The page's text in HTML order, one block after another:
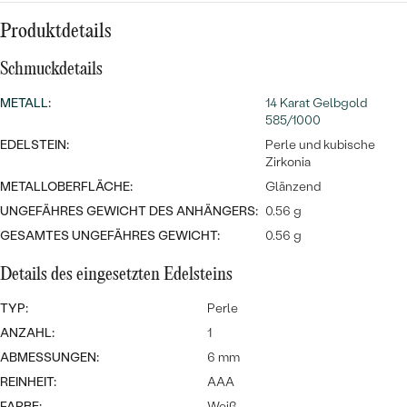
Meistverkaufte
MIT EDELSTEIN
NACH MATERIAL
GOLD
PLATIN
SILBER
EDELSTEINSCHMUCK
SCHMUCK MIT LAB GROWN
DIAMANTEN
PERLENSCHMUCK
NACH STYL
PERSONALISIERT
SYMBOLISCH
MINIMALISTISCH
NACH ANLASS
PREISWERTE
LUXURIÖSE
LUXURIÖSE
Produktdetails
Schmuckdetails
METALL:
14 Karat Gelbgold
585/1000
EDELSTEIN:
Perle und kubische
Zirkonia
METALLOBERFLÄCHE:
Glänzend
UNGEFÄHRES GEWICHT DES ANHÄNGERS: 0.56 g
GESAMTES UNGEFÄHRES GEWICHT:
0.56 g
Details des eingesetzten Edelsteins
TYP:
Perle
ANZAHL:
1
ABMESSUNGEN:
6 mm
REINHEIT:
AAA